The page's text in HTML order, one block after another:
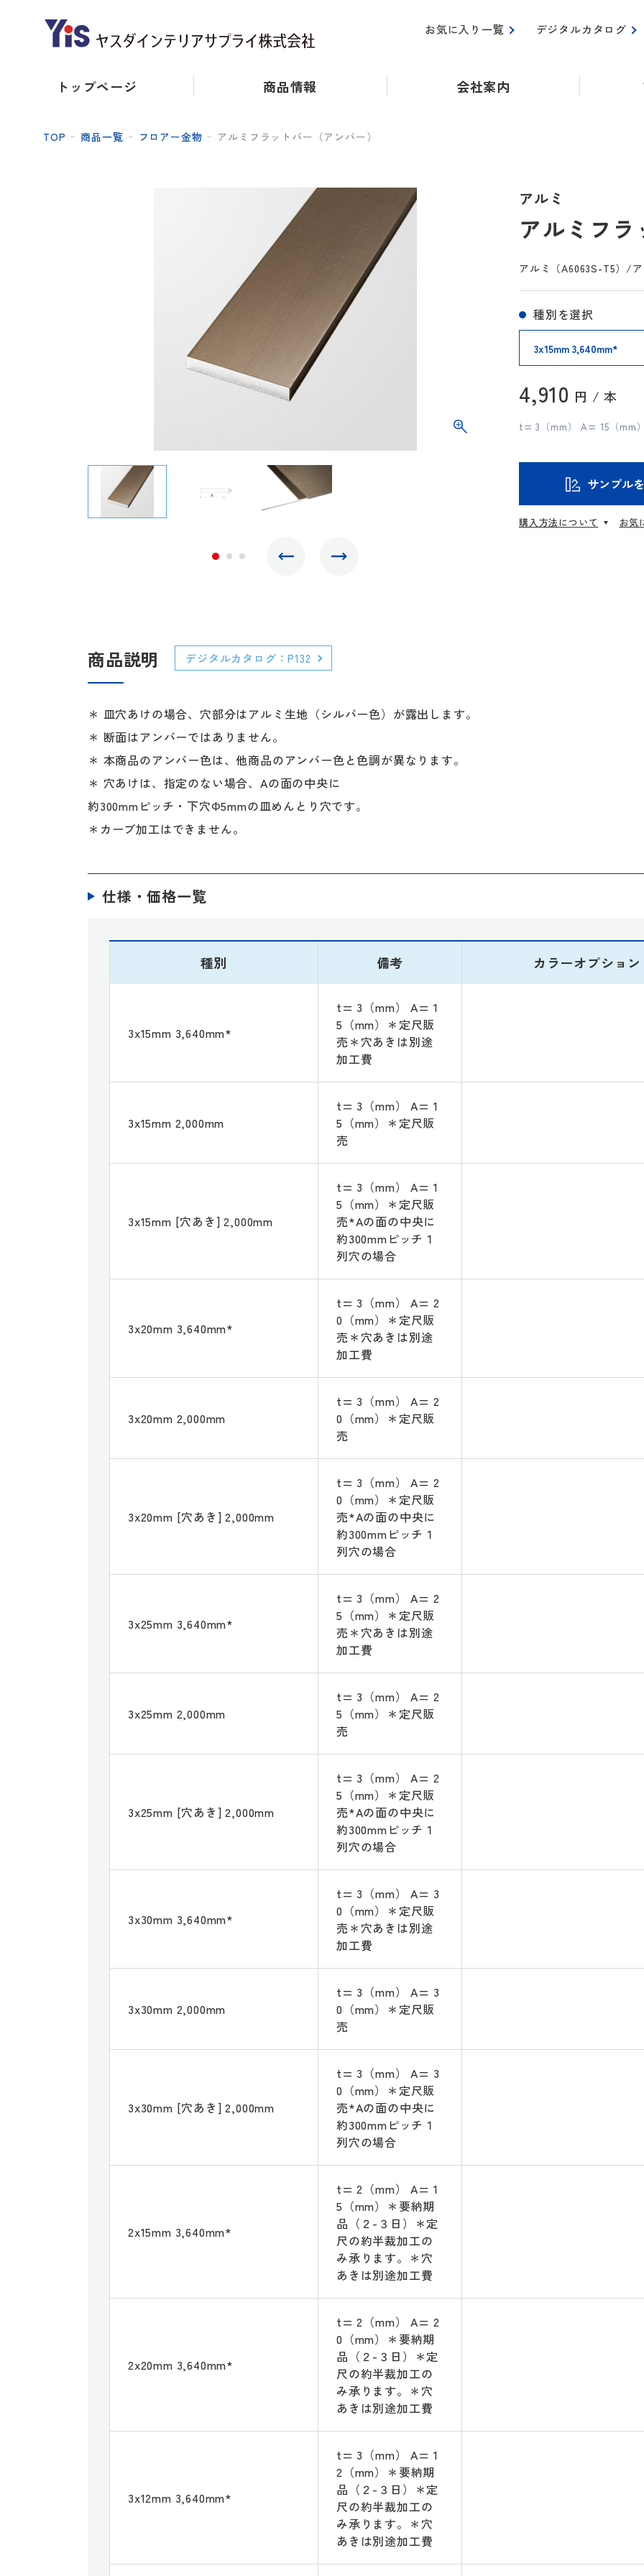
トップページ 商品情報 会社案内
お気に入り一覧 デジタルカタログ
TOP 商品一覧 フロアー金物 アルミフラットバー（アンバー）
アルミ
アルミフラ
アルミ（A6063S-T5）/ア
種別を選択
4,910 円 / 本
t= 3（mm） A= 15（mm
サンプル
購入方法について お気
商品説明 デジタルカタログ：P132
＊ 皿穴あけの場合、穴部分はアルミ生地（シルバー色）が露出します。
＊ 断面はアンバーではありません。
＊ 本商品のアンバー色は、他商品のアンバー色と色調が異なります。
＊ 穴あけは、指定のない場合、Aの面の中央に
約300mmピッチ・下穴Φ5mmの皿めんとり穴です。
＊カーブ加工はできません。
仕様・価格一覧
種別 備考 カラーオプション
3x15mm 3,640mm*
t= 3（mm） A= 1
5（mm）＊定尺販
売＊穴あきは別途
加工費
3x15mm 2,000mm
t= 3（mm） A= 1
5（mm）＊定尺販
売
3x15mm [穴あき] 2,000mm
t= 3（mm） A= 1
5（mm）＊定尺販
売*Aの面の中央に
約300mmピッチ１
列穴の場合
3x20mm 3,640mm*
t= 3（mm） A= 2
0（mm）＊定尺販
売＊穴あきは別途
加工費
3x20mm 2,000mm
t= 3（mm） A= 2
0（mm）＊定尺販
売
3x20mm [穴あき] 2,000mm
t= 3（mm） A= 2
0（mm）＊定尺販
売*Aの面の中央に
約300mmピッチ１
列穴の場合
3x25mm 3,640mm*
t= 3（mm） A= 2
5（mm）＊定尺販
売＊穴あきは別途
加工費
3x25mm 2,000mm
t= 3（mm） A= 2
5（mm）＊定尺販
売
3x25mm [穴あき] 2,000mm
t= 3（mm） A= 2
5（mm）＊定尺販
売*Aの面の中央に
約300mmピッチ１
列穴の場合
3x30mm 3,640mm*
t= 3（mm） A= 3
0（mm）＊定尺販
売＊穴あきは別途
加工費
3x30mm 2,000mm
t= 3（mm） A= 3
0（mm）＊定尺販
売
3x30mm [穴あき] 2,000mm
t= 3（mm） A= 3
0（mm）＊定尺販
売*Aの面の中央に
約300mmピッチ１
列穴の場合
2x15mm 3,640mm*
t= 2（mm） A= 1
5（mm）＊要納期
品（２-３日）＊定
尺の約半裁加工の
み承ります。＊穴
あきは別途加工費
2x20mm 3,640mm*
t= 2（mm） A= 2
0（mm）＊要納期
品（２-３日）＊定
尺の約半裁加工の
み承ります。＊穴
あきは別途加工費
3x12mm 3,640mm*
t= 3（mm） A= 1
2（mm）＊要納期
品（２-３日）＊定
尺の約半裁加工の
み承ります。＊穴
あきは別途加工費